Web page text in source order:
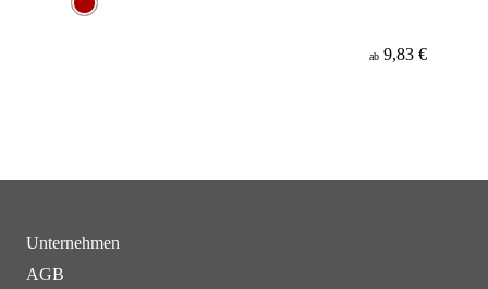
ab 9,83 €
Unternehmen
AGB